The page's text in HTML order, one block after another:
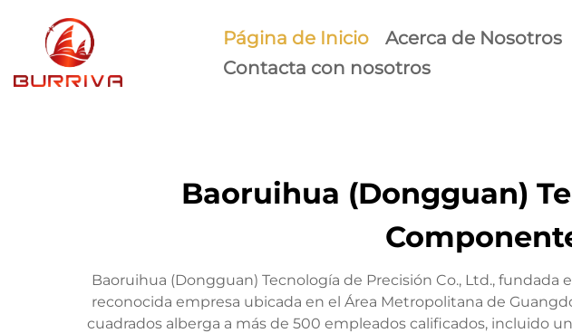
Página de Inicio Acerca de Nosotros
Contacta con nosotros
Baoruihua (Dongguan)
Baoruihua (Dongguan) Tecnología de Precisión Co., Ltd.,
reconocida empresa ubicada en el Área Metropolitana de
cuadrados alberga a más de 500 empleados calificados, incluido